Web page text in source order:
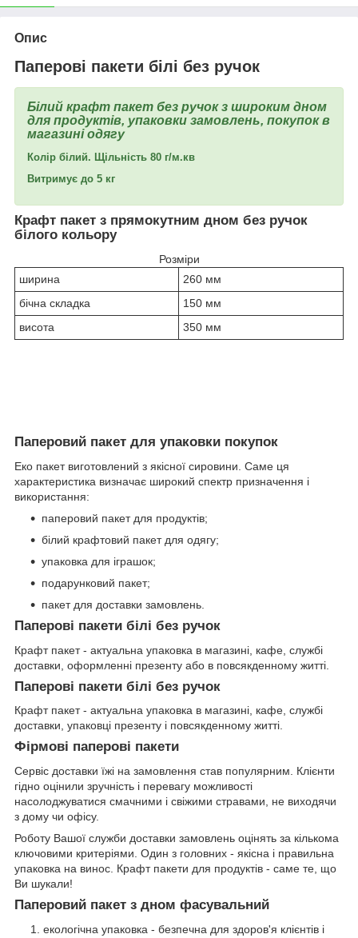
Опис
Паперові пакети білі без ручок
Білий крафт пакет без ручок з широким дном
для продуктів, упаковки замовлень, покупок в
магазині одягу
Колір білий. Щільність 80 г/м.кв
Витримує до 5 кг
Крафт пакет з прямокутним дном без ручок
білого кольору
Розміри
ширина
260 мм
бічна складка
150 мм
висота
350 мм
Паперовий пакет для упаковки покупок
Еко пакет виготовлений з якісної сировини. Саме ця
характеристика визначає широкий спектр призначення і
використання:
паперовий пакет для продуктів;
білий крафтовий пакет для одягу;
упаковка для іграшок;
подарунковий пакет;
пакет для доставки замовлень.
Паперові пакети білі без ручок
Крафт пакет - актуальна упаковка в магазині, кафе, службі
доставки, оформленні презенту або в повсякденному житті.
Паперові пакети білі без ручок
Крафт пакет - актуальна упаковка в магазині, кафе, службі
доставки, упаковці презенту і повсякденному житті.
Фірмові паперові пакети
Сервіс доставки їжі на замовлення став популярним. Клієнти
гідно оцінили зручність і перевагу можливості
насолоджуватися смачними і свіжими стравами, не виходячи
з дому чи офісу.
Роботу Вашої служби доставки замовлень оцінять за кількома
ключовими критеріями. Один з головних - якісна і правильна
упаковка на винос. Крафт пакети для продуктів - саме те, що
Ви шукали!
Паперовий пакет з дном фасувальний
екологічна упаковка - безпечна для здоров'я клієнтів і